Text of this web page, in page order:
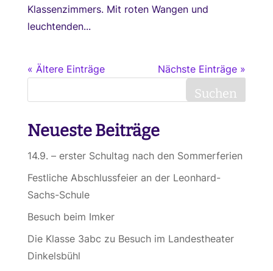
Klassenzimmers. Mit roten Wangen und
leuchtenden...
« Ältere Einträge Nächste Einträge »
Suchen
Neueste Beiträge
14.9. – erster Schultag nach den Sommerferien
Festliche Abschlussfeier an der Leonhard-
Sachs-Schule
Besuch beim Imker
Die Klasse 3abc zu Besuch im Landestheater
Dinkelsbühl